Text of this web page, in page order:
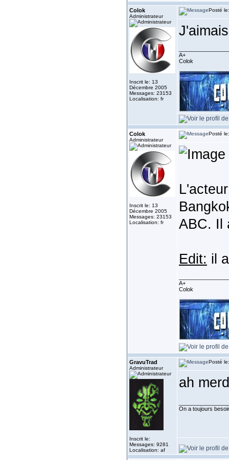
Colok
Administrateur
Inscrit le: 13
Décembre 2005
Messages: 23153
Localisation: fr
Posté
A+
Colok
Colok
Administrateur
Inscrit le: 13
Décembre 2005
Messages: 23153
Localisation: fr
Posté
ABC. Il
Edit: il
A+
Colok
GravuTrad
Administrateur
Inscrit le:
Messages: 9281
Localisation: af
Posté
ah
On a toujours